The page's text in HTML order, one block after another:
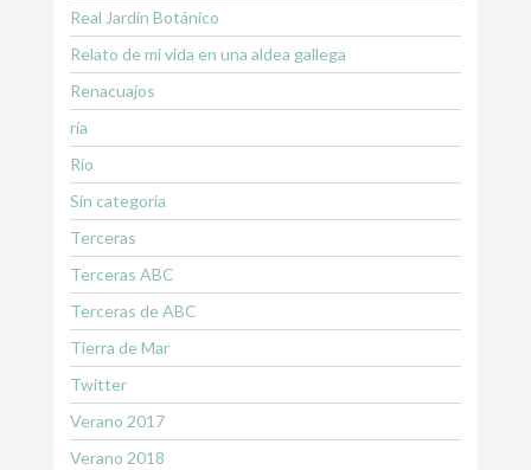
Real Jardín Botánico
Relato de mi vida en una aldea gallega
Renacuajos
ría
Río
Sin categoría
Terceras
Terceras ABC
Terceras de ABC
Tierra de Mar
Twitter
Verano 2017
Verano 2018